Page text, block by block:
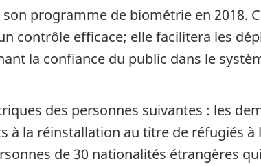
son programme de biométrie en 2018.
contrôle efficace; elle facilitera les
la confiance du public dans le
des personnes suivantes : les
la réinstallation au titre de réfugiés à
de 30 nationalités étrangères